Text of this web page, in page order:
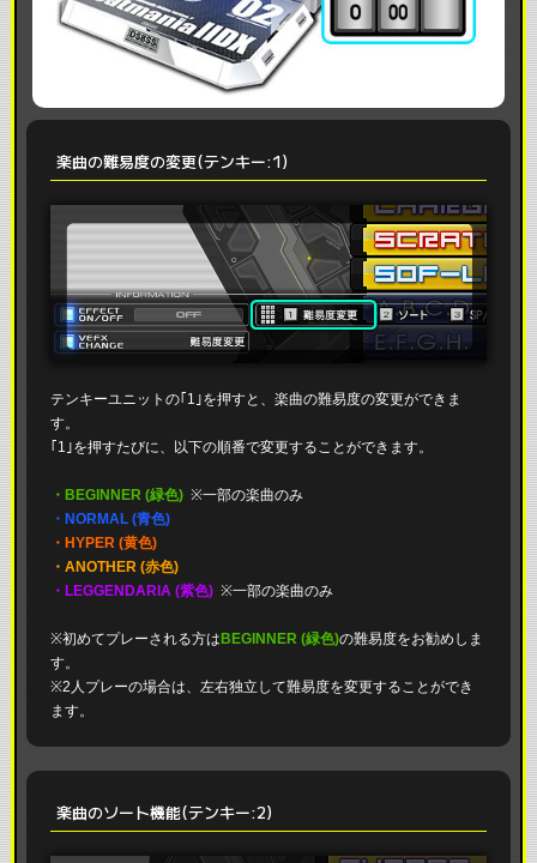
楽曲の難易度の変更(テンキー:1)
テンキーユニットの｢1｣を押すと、楽曲の難易度の変更ができま
す。
｢1｣を押すたびに、以下の順番で変更することができます。
・BEGINNER (緑色)※一部の楽曲のみ
・NORMAL (青色)
・HYPER (黄色)
・ANOTHER (赤色)
・LEGGENDARIA (紫色)※一部の楽曲のみ
※初めてプレーされる方はBEGINNER (緑色)の難易度をお勧めしま
す。
※2人プレーの場合は、左右独立して難易度を変更することができ
ます。
楽曲のソート機能(テンキー:2)